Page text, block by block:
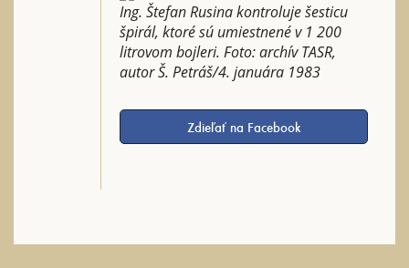
Ing. Štefan Rusina kontroluje šesticu
špirál, ktoré sú umiestnené v 1 200
litrovom bojleri. Foto: archív TASR,
autor Š. Petráš/4. januára 1983
Zdieľať na Facebook